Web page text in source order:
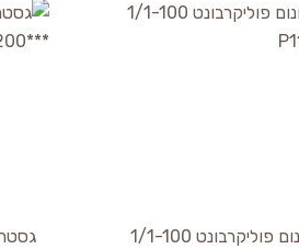
גסטרונום פוליקרבונט 1/1-100